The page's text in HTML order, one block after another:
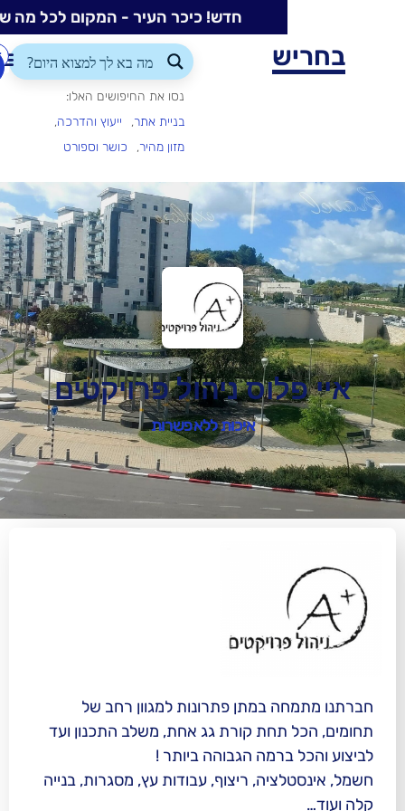
חדש! כיכר העיר - המקום לכל מה שקורה בעיר
ייעוץ והדרכה
כושר וספורט
התחברות/הרשמה
הוספת
עסק
ניהול פרויקטים
איכות ללא פשרות
במתן פתרונות למגוון רחב של
קורת גג אחת, משלב התכנון ועד
הגבוהה ביותר !
ריצוף, עבודות עץ, מסגרות, בנייה